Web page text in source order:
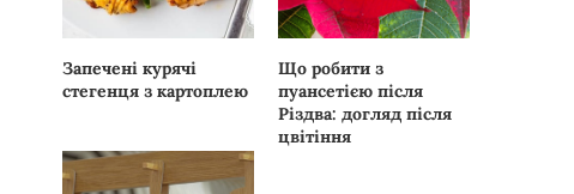
Запечені курячі
стегенця з картоплею
Що робити з
пуансетією після
Різдва: догляд після
цвітіння